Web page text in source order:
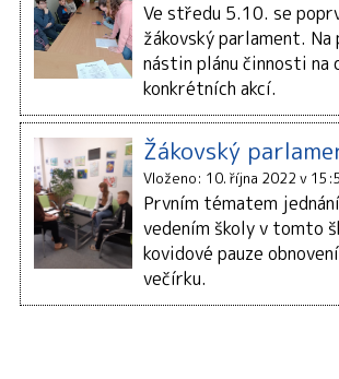
Ve středu 5.10. se
žákovský parlament.
nástin plánu činnosti na
konkrétních akcí.
Žákovský
Vloženo: 10. října 2022 v
Prvním tématem
vedením školy v tomto
kovidové pauze
večírku.